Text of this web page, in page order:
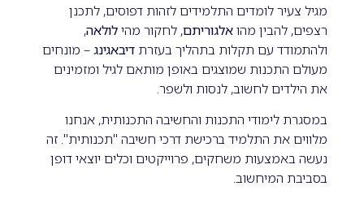
מגיל צעיר לומדים התלמידים לזהות דפוסים, לתכנן
רצפים, להבין מהואלגוריתם, לחקור מהילולאה,
ולהתמודד עם תקלות בתהליך בעזרת דיבאגינג– מונחים
מעולם התכנות שמוצגים באופן מותאם לגיל ומזמינים
את הילדים לחשוב, לנסות ולשפר.
במסגרת לימודי התכנות והחשיבה התכנותית, אנחנו
מלווים את התלמיד ברכישת דרכי חשיבה "תכנותית". זה
נעשה באמצעות משחקים, פרוייקטים וכלים יוצאי דופן
בסביבת המיחשוב.